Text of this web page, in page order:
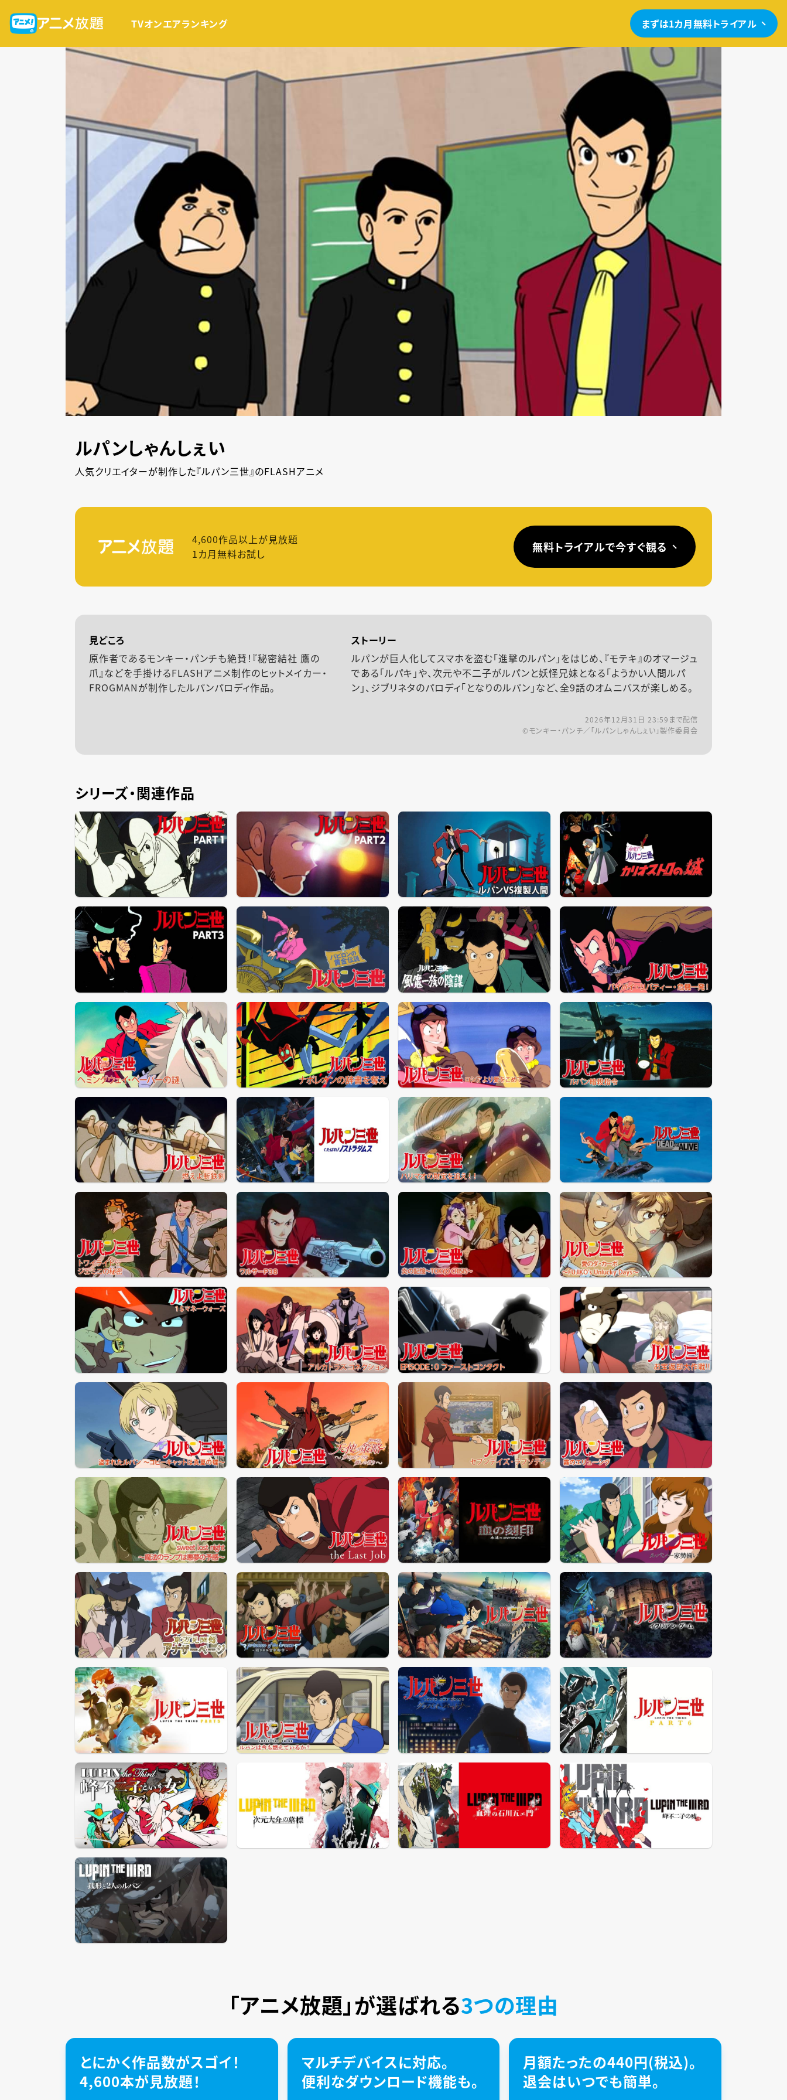
TVオンエアランキング まずは1カ月無料トライアル
ルパンしゃんしぇい
人気クリエイターが制作した『ルパン三世』のFLASHアニメ
4,600作品以上が見放題
1カ月無料お試し
無料トライアルで今すぐ観る
見どころ
原作者であるモンキー・パンチも絶賛！『秘密結社 鷹の
爪』などを手掛けるFLASHアニメ制作のヒットメイカー・
FROGMANが制作したルパンパロディ作品。
ストーリー
ルパンが巨人化してスマホを盗む「進撃のルパン」をはじめ、『モテキ』のオマージュ
である「ルパキ」や、次元や不二子がルパンと妖怪兄妹となる「ようかい人間ルパ
ン」、ジブリネタのパロディ「となりのルパン」など、全9話のオムニバスが楽しめる。
2026年12月31日 23:59 まで配信
©モンキー・パンチ／「ルパンしゃんしぇい」製作委員会
シリーズ・関連作品
「アニメ放題」が選ばれる3つの理由
とにかく作品数がスゴイ！
4,600本が見放題！
マルチデバイスに対応。
便利なダウンロード機能も。
月額たったの440円(税込)。
退会はいつでも簡単。